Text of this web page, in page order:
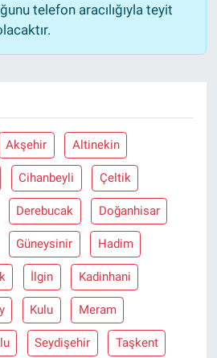
telefon aracılığıyla teyit
Akşehir Altinekin
Cihanbeyli Çeltik
Derebucak Doğanhisar
Güneysinir Hadim
İlgin Kadinhani
Kulu Meram
Seydişehir Taşkent